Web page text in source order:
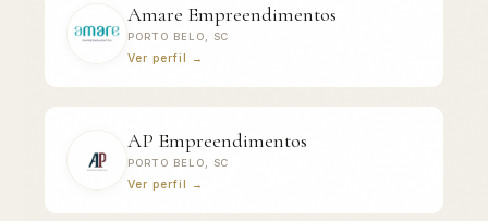
Amare Empreendimentos
PORTO BELO, SC
Ver perfil →
AP Empreendimentos
PORTO BELO, SC
Ver perfil →